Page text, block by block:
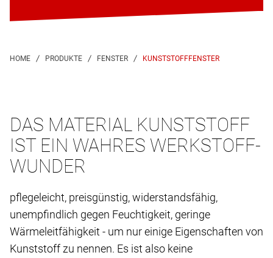
KUNSTSTOFFFENSTER
DAS MATERIAL KUNSTSTOFF
IST EIN WAHRES WERKSTOFF-
WUNDER
pflegeleicht, preisgünstig, widerstandsfähig,
unempfindlich gegen Feuchtigkeit, geringe
Wärmeleitfähigkeit - um nur einige Eigenschaften von
Kunststoff zu nennen. Es ist also keine